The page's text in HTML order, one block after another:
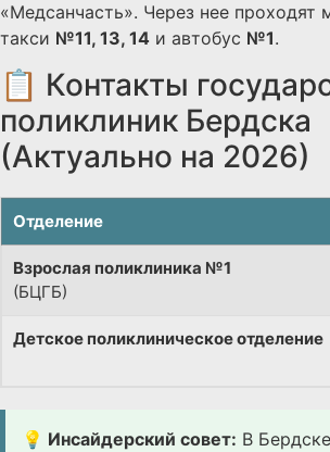
«Медсанчасть». Через нее проходят
такси №11, 13, 14 и автобус №1.
📋 Контакты
поликлиник Бердска
(Актуально на 2026)
Отделение
Взрослая поликлиника №1
(БЦГБ)
Детское поликлиническое отделение
💡 Инсайдерский совет: В